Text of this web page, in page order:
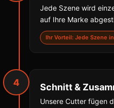
Jede Szene wird
auf Ihre Marke
Ihr Vorteil: Jede Szene
4 Schnitt &
Unsere Cutter fügen